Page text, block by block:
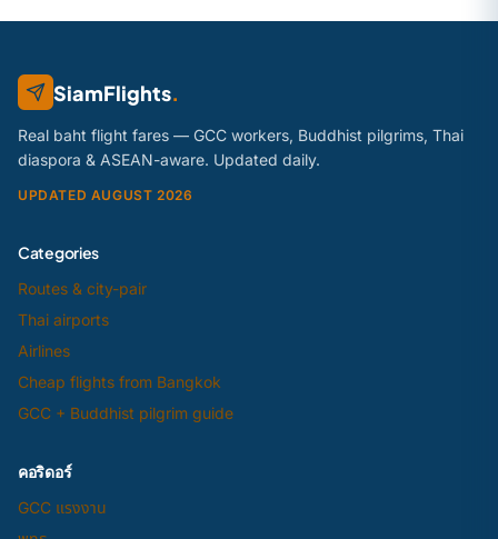
SiamFlights.
Real baht flight fares — GCC workers, Buddhist pilgrims, Thai
diaspora & ASEAN-aware. Updated daily.
UPDATED AUGUST 2026
Categories
Routes & city-pair
Thai airports
Airlines
Cheap flights from Bangkok
GCC + Buddhist pilgrim guide
คอริดอร์
GCC แรงงาน